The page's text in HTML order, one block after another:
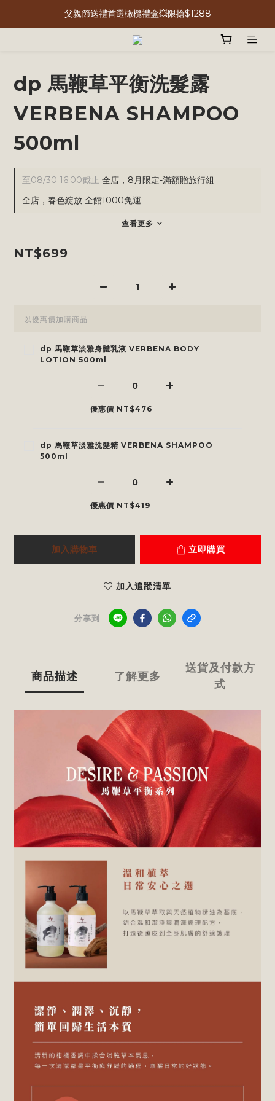
父親節送禮首選橄欖禮盒💥限搶$1288
dp 馬鞭草平衡洗髮露
VERBENA SHAMPOO
500ml
至08/30 16:00截止 全店，8月限定-滿額贈旅行組
全店，春色綻放 全館1000免運
查看更多
NT$699
以優惠價加購商品
dp 馬鞭草淡雅身體乳液 VERBENA BODY
LOTION 500ml
優惠價 NT$476
dp 馬鞭草淡雅洗髮精 VERBENA SHAMPOO
500ml
優惠價 NT$419
加入購物車 立即購買
加入追蹤清單
分享到
商品描述 了解更多
送貨及付款方
式